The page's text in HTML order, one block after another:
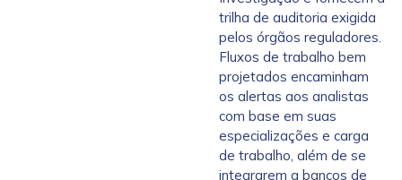
trilha de auditoria exigida
pelos órgãos reguladores.
Fluxos de trabalho bem
projetados encaminham
os alertas aos analistas
com base em suas
especializações e carga
de trabalho, além de se
integrarem a bancos de